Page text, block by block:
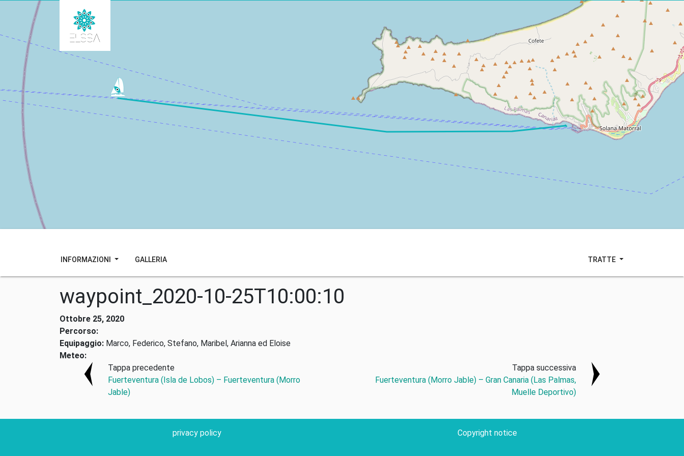
INFORMAZIONI GALLERIA TRATTE
waypoint_2020-10-25T10:00:10
Ottobre 25, 2020
Percorso:
Equipaggio: Marco, Federico, Stefano, Maribel, Arianna ed Eloise
Meteo:
Tappa precedente
Fuerteventura (Isla de Lobos) – Fuerteventura (Morro
Jable)
Tappa successiva
Fuerteventura (Morro Jable) – Gran Canaria (Las Palmas,
Muelle Deportivo)
privacy policy Copyright notice